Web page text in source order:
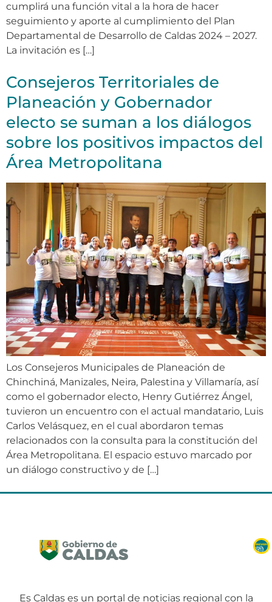
cumplirá una función vital a la hora de hacer
seguimiento y aporte al cumplimiento del Plan
Departamental de Desarrollo de Caldas 2024 – 2027.
La invitación es […]
Consejeros Territoriales de
Planeación y Gobernador
electo se suman a los diálogos
sobre los positivos impactos del
Área Metropolitana
Los Consejeros Municipales de Planeación de
Chinchiná, Manizales, Neira, Palestina y Villamaría, así
como el gobernador electo, Henry Gutiérrez Ángel,
tuvieron un encuentro con el actual mandatario, Luis
Carlos Velásquez, en el cual abordaron temas
relacionados con la consulta para la constitución del
Área Metropolitana. El espacio estuvo marcado por
un diálogo constructivo y de […]
Es Caldas es un portal de noticias regional con la